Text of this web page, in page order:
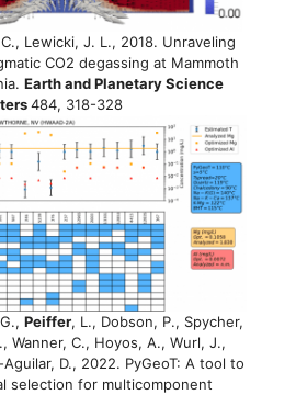
Lewicki, J. L., 2018. Unraveling
CO2 degassing at Mammoth
Earth and Planetary Science
484, 318-328
Peiffer, L., Dobson, P., Spycher,
Wanner, C., Hoyos, A., Wurl, J.,
D., 2022. PyGeoT: A tool to
selection for multicomponent